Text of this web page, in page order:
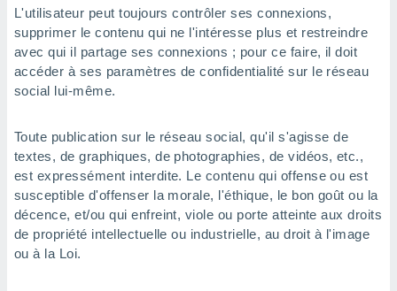
L'utilisateur peut toujours contrôler ses connexions,
supprimer le contenu qui ne l'intéresse plus et restreindre
avec qui il partage ses connexions ; pour ce faire, il doit
accéder à ses paramètres de confidentialité sur le réseau
social lui-même.
Toute publication sur le réseau social, qu'il s'agisse de
textes, de graphiques, de photographies, de vidéos, etc.,
est expressément interdite. Le contenu qui offense ou est
susceptible d'offenser la morale, l'éthique, le bon goût ou la
décence, et/ou qui enfreint, viole ou porte atteinte aux droits
de propriété intellectuelle ou industrielle, au droit à l'image
ou à la Loi.